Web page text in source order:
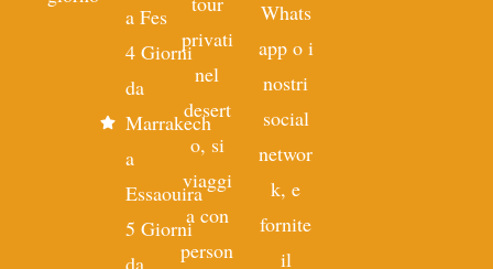
a Fes
4 Giorni
da
Marrakech
a
Essaouira
5 Giorni
privati
nel
desert
o, si
viaggi
a con
person
Whats
app o i
nostri
social
networ
k, e
fornite
il